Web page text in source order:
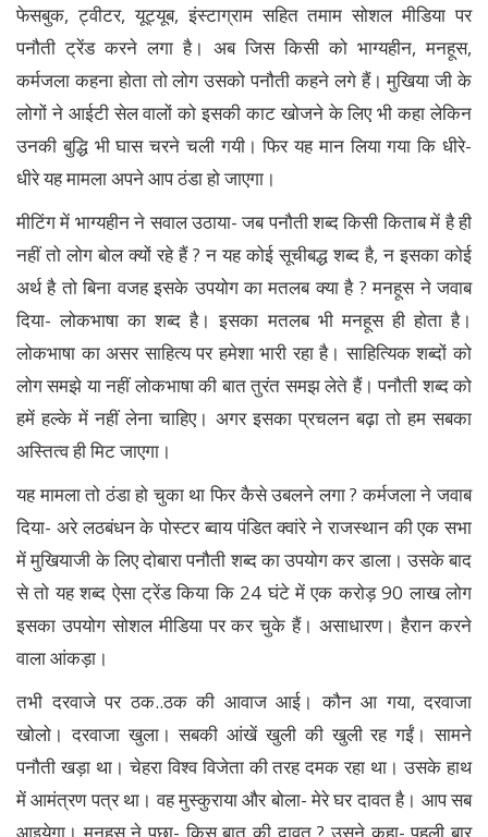
फेसबुक, ट्वीटर, यूट्यूब, इंस्टाग्राम सहित तमाम सोशल मीडिया पर
पनौती ट्रेंड करने लगा है। अब जिस किसी को भाग्यहीन, मनहूस,
कर्मजला कहना होता तो लोग उसको पनौती कहने लगे हैं। मुखिया जी के
लोगों ने आईटी सेल वालों को इसकी काट खोजने के लिए भी कहा लेकिन
उनकी बुद्धि भी घास चरने चली गयी। फिर यह मान लिया गया कि धीरे-
धीरे यह मामला अपने आप ठंडा हो जाएगा।
मीटिंग में भाग्यहीन ने सवाल उठाया- जब पनौती शब्द किसी किताब में है ही
नहीं तो लोग बोल क्यों रहे हैं ? न यह कोई सूचीबद्ध शब्द है, न इसका कोई
अर्थ है तो बिना वजह इसके उपयोग का मतलब क्या है ? मनहूस ने जवाब
दिया- लोकभाषा का शब्द है। इसका मतलब भी मनहूस ही होता है।
लोकभाषा का असर साहित्य पर हमेशा भारी रहा है। साहित्यिक शब्दों को
लोग समझे या नहीं लोकभाषा की बात तुरंत समझ लेते हैं। पनौती शब्द को
हमें हल्के में नहीं लेना चाहिए। अगर इसका प्रचलन बढ़ा तो हम सबका
अस्तित्व ही मिट जाएगा।
यह मामला तो ठंडा हो चुका था फिर कैसे उबलने लगा ? कर्मजला ने जवाब
दिया- अरे लठबंधन के पोस्टर ब्वाय पंडित क्वांरे ने राजस्थान की एक सभा
में मुखियाजी के लिए दोबारा पनौती शब्द का उपयोग कर डाला। उसके बाद
से तो यह शब्द ऐसा ट्रेंड किया कि 24 घंटे में एक करोड़ 90 लाख लोग
इसका उपयोग सोशल मीडिया पर कर चुके हैं। असाधारण। हैरान करने
वाला आंकड़ा।
तभी दरवाजे पर ठक..ठक की आवाज आई। कौन आ गया, दरवाजा
खोलो। दरवाजा खुला। सबकी आंखें खुली की खुली रह गईं। सामने
पनौती खड़ा था। चेहरा विश्व विजेता की तरह दमक रहा था। उसके हाथ
में आमंत्रण पत्र था। वह मुस्कुराया और बोला- मेरे घर दावत है। आप सब